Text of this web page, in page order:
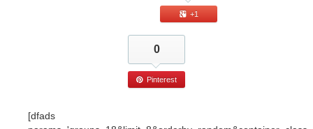
+1
0
Pinterest
[dfads